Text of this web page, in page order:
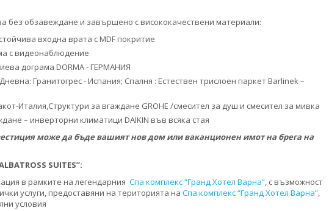
без обзавеждане и завършено с висококачествени материали:
входна врата с MDF покритие
с видеонаблюдение
дограма DORMA - ГЕРМАНИЯ
Гранитогрес - Испания; Спалня : Естествен трислоен паркет Barlinek –
Италия,Структури за вгаждане GROHE /смесител за душ и смесител за мивка
– инверторни климатици DAIKIN във всяка стая
може да бъде вашият нов дом или ваканционен имот на брега на
SUITES’’:
в рамките на легендарния Спа комплекс “Гранд Хотел Варна”, с възможност
услуги, предоставяни на територията на Спа комплекс “Гранд Хотел Варна”,
условия